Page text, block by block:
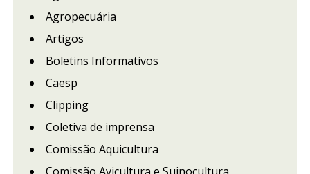
Agropecuária
Artigos
Boletins Informativos
Caesp
Clipping
Coletiva de imprensa
Comissão Aquicultura